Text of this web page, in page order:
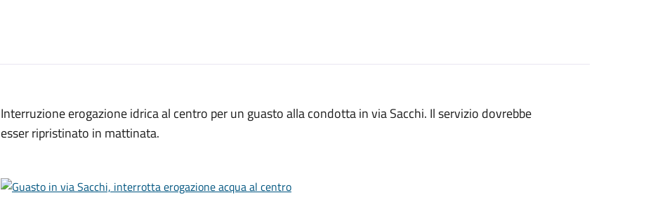
Interruzione erogazione idrica al centro per un guasto alla condotta in via Sacchi. Il servizio dovrebbe
esser ripristinato in mattinata.